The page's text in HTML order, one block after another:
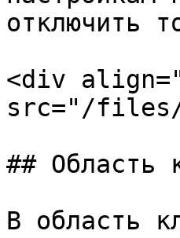
отключить
<div
src="/files/
## Область
В область